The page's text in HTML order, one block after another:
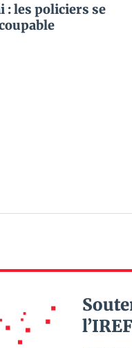
: les policiers se
l’IREF